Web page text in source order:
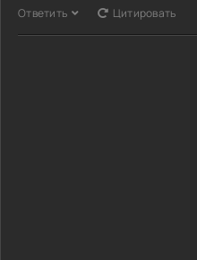
Ответить Цитировать